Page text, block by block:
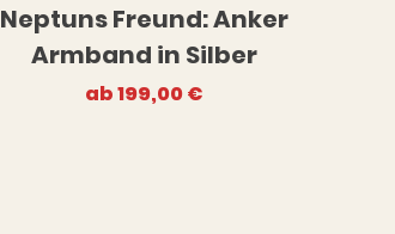
Neptuns Freund: Anker
Armband in Silber
ab199,00€